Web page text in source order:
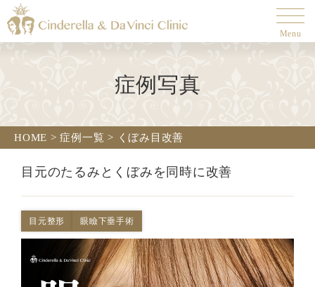
Menu
症例写真
HOME >症例一覧 > くぼみ目改善
目元のたるみとくぼみを同時に改善
目元整形 眼瞼下垂手術